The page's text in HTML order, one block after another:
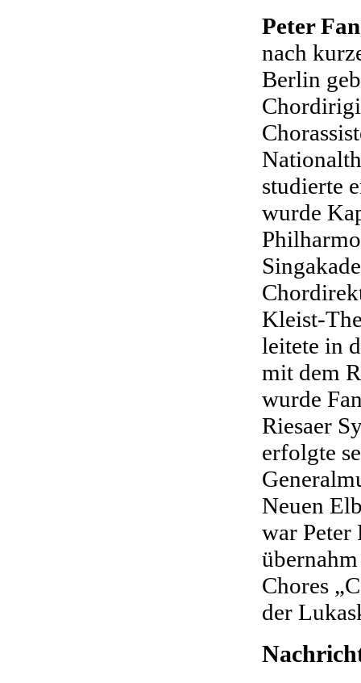
Peter
nach
Berlin
studierte
wurde
Kleist-
leitete in
mit dem
wurde
Riesaer
erfolgte
Neuen
war
Chores
der